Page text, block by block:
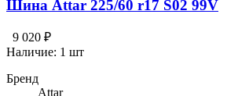
Шина Attar 225/60 r17 S02 99V
9 020 ₽
Наличие: 1 шт
Бренд
Attar